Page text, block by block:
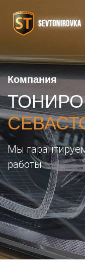
Компания
Мы
работы